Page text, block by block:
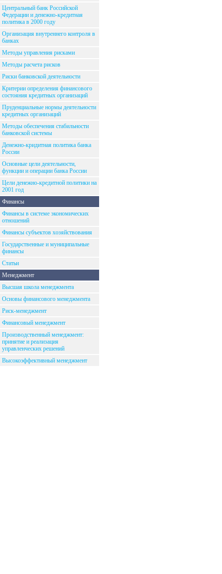
Центральный банк Российской
Федерации и денежно-кредитная
политика в 2000 году
Организация внутреннего контроля в
банках
Методы управления рисками
Методы расчета рисков
Риски банковской деятельности
Критерии определения финансового
состояния кредитных организаций
Пруденциальные нормы деятельности
кредитных организаций
Методы обеспечения стабильности
банковской системы
Денежно-кридитная политика банка
России
Основные цели деятельности,
функции и операции банка России
Цели денежно-кредитной политики на
2001 год
Финансы
Финансы в системе экономических
отношений
Финансы субъектов хозяйствования
Государственные и муниципальные
финансы
Статьи
Менеджмент
Высшая школа менеджмента
Основы финансового менеджмента
Риск-менеджмент
Финансовый менеджмент
Производственный менеджмент:
принятие и реализация
управленческих решений
Высокоэффективный менеджмент